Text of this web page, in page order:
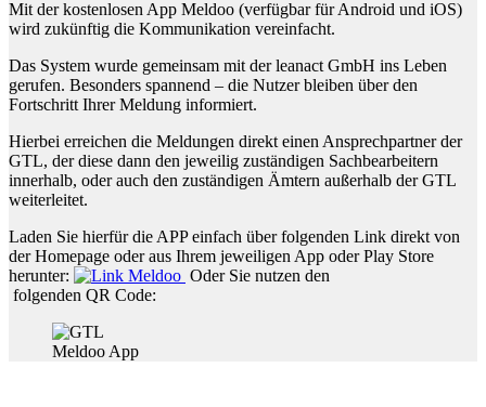
Mit der kostenlosen App Meldoo (verfügbar für Android und iOS)
wird zukünftig die Kommunikation vereinfacht.
Das System wurde gemeinsam mit der leanact GmbH ins Leben
gerufen. Besonders spannend – die Nutzer bleiben über den
Fortschritt Ihrer Meldung informiert.
Hierbei erreichen die Meldungen direkt einen Ansprechpartner der
GTL, der diese dann den jeweilig zuständigen Sachbearbeitern
innerhalb, oder auch den zuständigen Ämtern außerhalb der GTL
weiterleitet.
Laden Sie hierfür die APP einfach über folgenden Link direkt von
der Homepage oder aus Ihrem jeweiligen App oder Play Store
herunter:
Oder Sie nutzen den
folgenden QR Code:
Meldoo App